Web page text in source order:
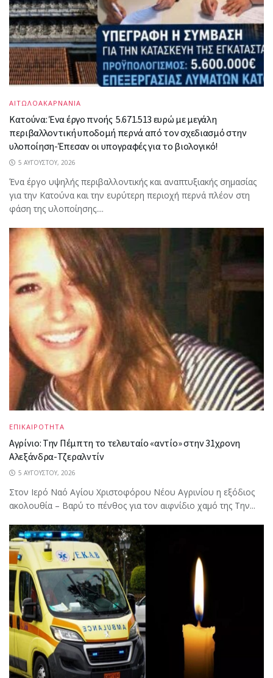
ΑΙΤΩΛΟΑΚΑΡΝΑΝΙΑ
Κατούνα: Ένα έργο πνοής 5.671.513 ευρώ με μεγάλη
περιβαλλοντική υποδομή περνά από τον σχεδιασμό στην
υλοποίηση-Έπεσαν οι υπογραφές για το βιολογικό!
5 ΑΥΓΟΎΣΤΟΥ, 2026
Ένα έργο υψηλής περιβαλλοντικής και αναπτυξιακής σημασίας
για την Κατούνα και την ευρύτερη περιοχή περνά πλέον στη
φάση της υλοποίησης....
ΕΠΙΚΑΙΡΟΤΗΤΑ
Αγρίνιο: Την Πέμπτη το τελευταίο «αντίο» στην 31χρονη
Αλεξάνδρα-Τζεραλντίν
5 ΑΥΓΟΎΣΤΟΥ, 2026
Στον Ιερό Ναό Αγίου Χριστοφόρου Νέου Αγρινίου η εξόδιος
ακολουθία – Βαρύ το πένθος για τον αιφνίδιο χαμό της Την...